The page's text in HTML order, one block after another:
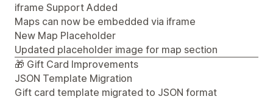
iframe Support Added
Maps can now be embedded via iframe
New Map Placeholder
Updated placeholder image for map section
🎁 Gift Card Improvements
JSON Template Migration
Gift card template migrated to JSON format